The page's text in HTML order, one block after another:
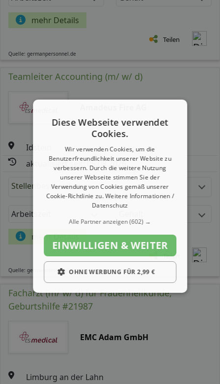
mehr Details
Teilen
Quelle: germanpersonnel.de
Teamleiter Accounting (m/ w/ d)
Idstein
aktualisiert seit: 05.08.2026
Stellenbeschreibung:
Arbeitszeit
mehr Details
Teilen
Quelle: germanpersonnel.de
Facharzt (m/ w/ d) für Frauenheilkunde,
Geburtshilfe #21987
EMC Adam GmbH
Limburg an der Lahn
Diese Webseite verwendet
Cookies.
Wir verwenden Cookies, um die
Benutzerfreundlichkeit unserer Website zu
verbessern. Durch die weitere Nutzung
unserer Webseite stimmen Sie der
Verwendung von Cookies gemäß unserer
Cookie-Richtlinie zu.Weitere Informationen /
Datenschutz
Alle Partner anzeigen(602) →
EINWILLIGEN & WEITER
OHNE WERBUNG FÜR 2,99 €